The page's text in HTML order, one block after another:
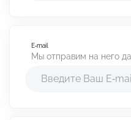
Аудит профиля
Время для постинга
E-mail
Мы отправим на него